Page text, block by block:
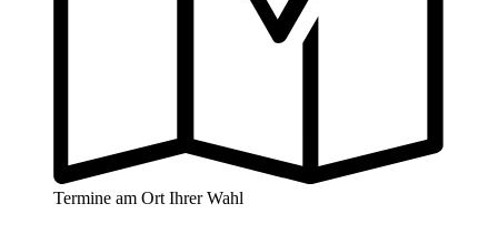
Termine am Ort Ihrer Wahl